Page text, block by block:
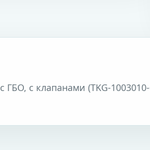
с клапанами (TKG-